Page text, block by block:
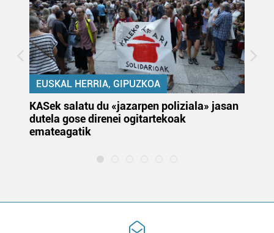
EUSKAL HERRIA, GIPUZKOA
KASek salatu du «jazarpen poliziala» jasan
dutela gose direnei ogitartekoak
emateagatik